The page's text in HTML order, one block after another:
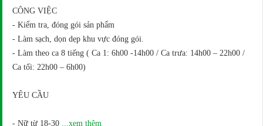
CÔNG VIỆC
- Kiểm tra, đóng gói sản phẩm
- Làm sạch, dọn dẹp khu vực đóng gói.
- Làm theo ca 8 tiếng ( Ca 1: 6h00 -14h00 / Ca trưa: 14h00 – 22h00 /
Ca tối: 22h00 – 6h00)
YÊU CẦU
- Nữ từ 18-30 ...xem thêm